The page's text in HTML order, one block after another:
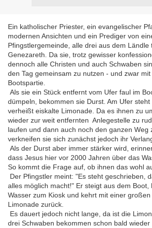
Ein katholischer Priester, ein evangelischer
modernen Ansichten und ein Prediger von
Pfingstlergemeinde, alle drei aus dem Ländle
Genezareth. Da sie, trotz gewisser
dennoch alle Christen und auch Schwaben
den Tag gemeinsam zu nutzen - und zwar
Bootspartie.
Als sie ein Stück entfernt vom Ufer faul im
dümpeln, bekommen sie Durst. Am Ufer steht
verheißt eiskalte Limonade. Da es ihnen zu
wieder zur weit entfernten Anlegestelle zu
laufen und dann auch noch den ganzen Weg
verkneifen sie sich zunächst jedoch ihr
Als der Durst aber immer stärker wird,
dass Jesus hier vor 2000 Jahren über das
So kommt die Frage auf, ob ihnen das wohl
Der Pfingstler meint: "Es steht geschrieben,
alles möglich macht!" Er steigt aus dem Boot,
Wasser zum Kiosk und kehrt mit einer
Limonade zurück.
Es dauert jedoch nicht lange, da ist die
drei Schwaben bekommen schon bald wieder